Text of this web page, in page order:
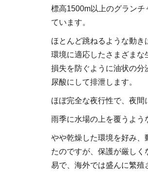
標高1500m以上のグラン
ています。
ほとんど跳ねるような動
環境に適応したさまざま
損失を防ぐように油状の
尿酸にして排泄します。
ほぼ完全な夜行性で、夜間
雨季に水場の上を覆うよう
やや乾燥した環境を好み、
たのですが、保護が厳し
易で、海外では盛んに繁殖